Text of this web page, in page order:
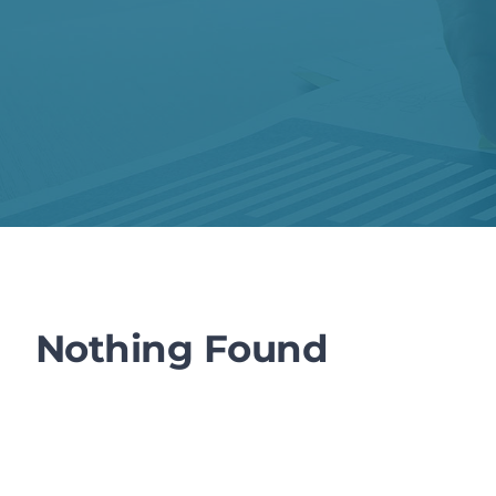
Nothing Found